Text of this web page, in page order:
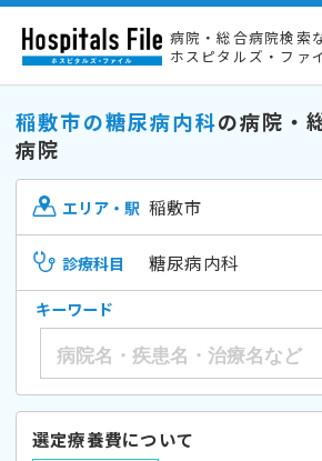
病院・総合病院検索
ホスピタルズ・ファ
稲敷市の糖尿病内科の病院・
病院
エリア・駅 稲敷市
診療科目 糖尿病内科
キーワード
選定療養費について